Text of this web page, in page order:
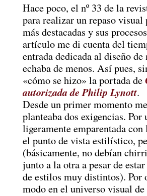
Hace poco, el nº 33 de la
para realizar un repaso visual
más destacadas y sus
artículo me di cuenta del
entrada dedicada al diseño
echaba de menos. Así pues,
«cómo se hizo» la portada de
autorizada de Philip Lynott.
Desde un primer momento
planteaba dos exigencias. Por
ligeramente emparentada
el punto de vista estilístico,
(básicamente, no debían
junto a la otra a pesar de
de estilos muy distintos). Por
modo en el universo visual